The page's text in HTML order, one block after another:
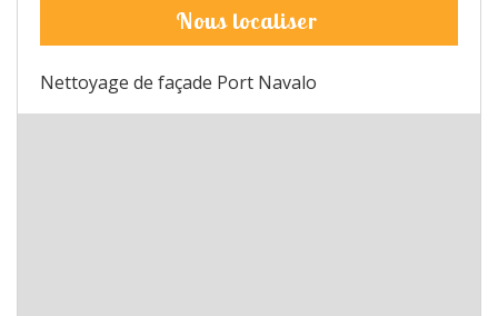
Nous localiser
Nettoyage de façade Port Navalo